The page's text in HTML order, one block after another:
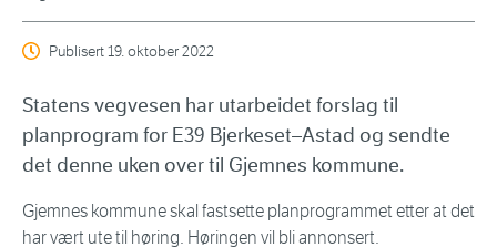
Publisert19. oktober 2022
Statens vegvesen har utarbeidet forslag til
planprogram for E39 Bjerkeset–Astad og sendte
det denne uken over til Gjemnes kommune.
Gjemnes kommune skal fastsette planprogrammet etter at det
har vært ute til høring. Høringen vil bli annonsert.